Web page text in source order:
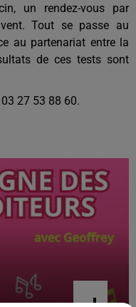
un rendez-vous par
Tout se passe au
au partenariat entre la
de ces tests sont
27 53 88 60.